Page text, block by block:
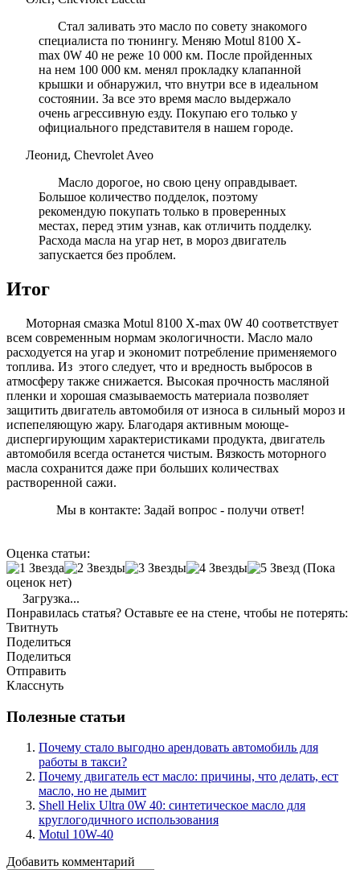
Стал заливать это масло по совету знакомого
специалиста по тюнингу. Меняю Motul 8100 X-
max 0W 40 не реже 10 000 км. После пройденных
на нем 100 000 км. менял прокладку клапанной
крышки и обнаружил, что внутри все в идеальном
состоянии. За все это время масло выдержало
очень агрессивную езду. Покупаю его только у
официального представителя в нашем городе.
Леонид, Chevrolet Aveo
Масло дорогое, но свою цену оправдывает.
Большое количество подделок, поэтому
рекомендую покупать только в проверенных
местах, перед этим узнав, как отличить подделку.
Расхода масла на угар нет, в мороз двигатель
запускается без проблем.
Итог
Моторная смазка Motul 8100 X-max 0W 40 соответствует
всем современным нормам экологичности. Масло мало
расходуется на угар и экономит потребление применяемого
топлива. Из этого следует, что и вредность выбросов в
атмосферу также снижается. Высокая прочность масляной
пленки и хорошая смазываемость материала позволяет
защитить двигатель автомобиля от износа в сильный мороз и
испепеляющую жару. Благодаря активным моюще-
диспергирующим характеристиками продукта, двигатель
автомобиля всегда останется чистым. Вязкость моторного
масла сохранится даже при больших количествах
растворенной сажи.
Мы в контакте: Задай вопрос - получи ответ!
Оценка статьи:
(Пока
оценок нет)
Загрузка...
Понравилась статья? Оставьте ее на стене, чтобы не потерять:
Твитнуть
Поделиться
Поделиться
Отправить
Класснуть
Полезные статьи
Почему стало выгодно арендовать автомобиль для
работы в такси?
Почему двигатель ест масло: причины, что делать, ест
масло, но не дымит
Shell Helix Ultra 0W 40: синтетическое масло для
круглогодичного использования
Motul 10W-40
Добавить комментарий